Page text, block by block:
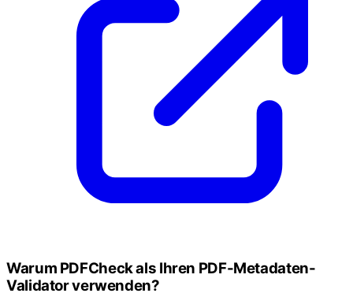
Warum PDFCheck als Ihren PDF-Metadaten-
Validator verwenden?